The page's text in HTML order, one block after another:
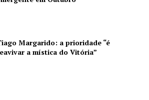
Margarido: a prioridade “é
a mística do Vitória”